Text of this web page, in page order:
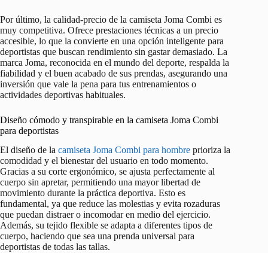
Por último, la calidad-precio de la camiseta Joma Combi es
muy competitiva. Ofrece prestaciones técnicas a un precio
accesible, lo que la convierte en una opción inteligente para
deportistas que buscan rendimiento sin gastar demasiado. La
marca Joma, reconocida en el mundo del deporte, respalda la
fiabilidad y el buen acabado de sus prendas, asegurando una
inversión que vale la pena para tus entrenamientos o
actividades deportivas habituales.
Diseño cómodo y transpirable en la camiseta Joma Combi
para deportistas
El diseño de la camiseta Joma Combi para hombre prioriza la
comodidad y el bienestar del usuario en todo momento.
Gracias a su corte ergonómico, se ajusta perfectamente al
cuerpo sin apretar, permitiendo una mayor libertad de
movimiento durante la práctica deportiva. Esto es
fundamental, ya que reduce las molestias y evita rozaduras
que puedan distraer o incomodar en medio del ejercicio.
Además, su tejido flexible se adapta a diferentes tipos de
cuerpo, haciendo que sea una prenda universal para
deportistas de todas las tallas.